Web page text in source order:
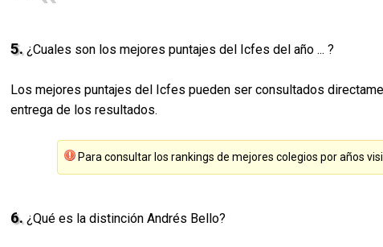
5.¿Cuales son los mejores puntajes del Icfes del año ... ?
Los mejores puntajes del Icfes pueden ser consultados
entrega de los resultados.
Para consultar los rankings de mejores colegios por años
6.¿Qué es la distinción Andrés Bello?